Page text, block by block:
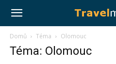
Travelmag.cz
Domů Téma Olomouc
Téma: Olomouc